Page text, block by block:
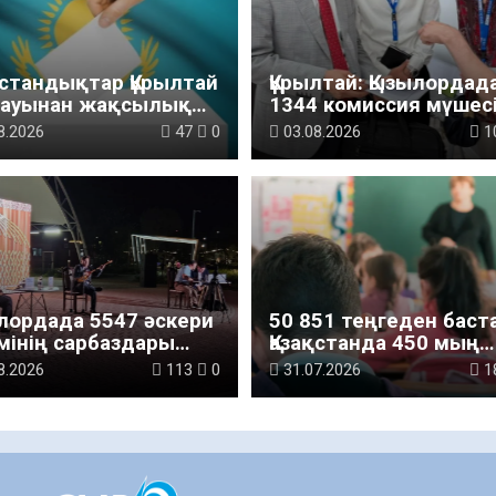
Құрылтай
жақсылық
– қоғамдық пікір
47 0
Құрылтай:
1344 комиссия
білімі жетілдіріледі
03.08.2026
5547 әскери
сарбаздары
құндылықтары
113 0
50 851 теңгеден
Қазақстанда 450 мың
мектеп оқушысына
31.07.2026